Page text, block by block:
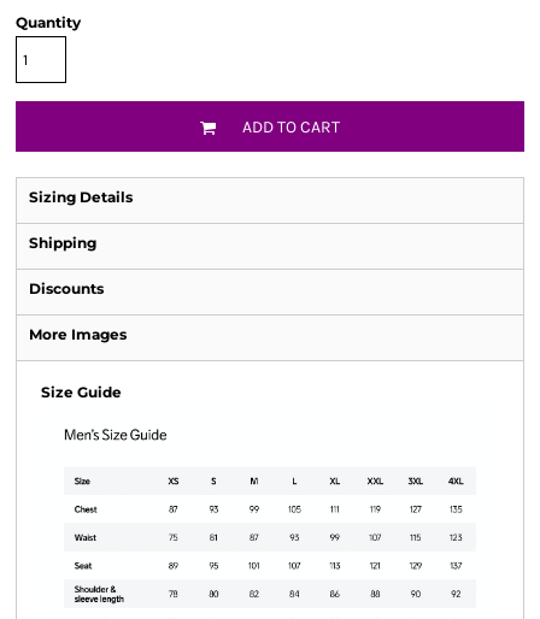
Quantity
ADD TO CART
Sizing Details
Shipping
Discounts
More Images
Size Guide